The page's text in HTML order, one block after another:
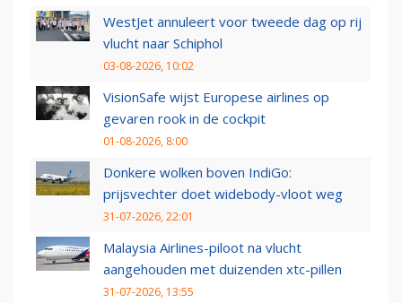
WestJet annuleert voor tweede dag op rij
vlucht naar Schiphol
03-08-2026, 10:02
VisionSafe wijst Europese airlines op
gevaren rook in de cockpit
01-08-2026, 8:00
Donkere wolken boven IndiGo:
prijsvechter doet widebody-vloot weg
31-07-2026, 22:01
Malaysia Airlines-piloot na vlucht
aangehouden met duizenden xtc-pillen
31-07-2026, 13:55